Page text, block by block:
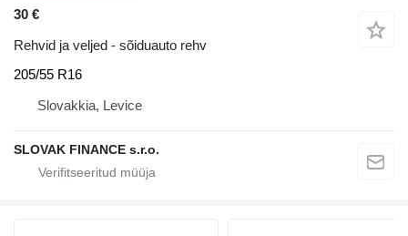
30 €
Rehvid ja veljed - sõiduauto rehv
205/55 R16
Slovakkia, Levice
SLOVAK FINANCE s.r.o.